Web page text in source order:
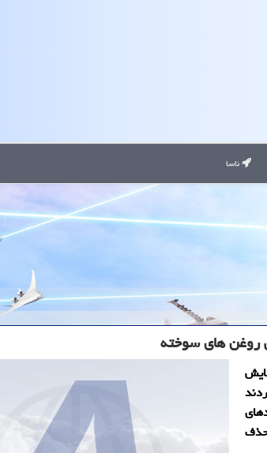
ناسا
روغن های سوخته